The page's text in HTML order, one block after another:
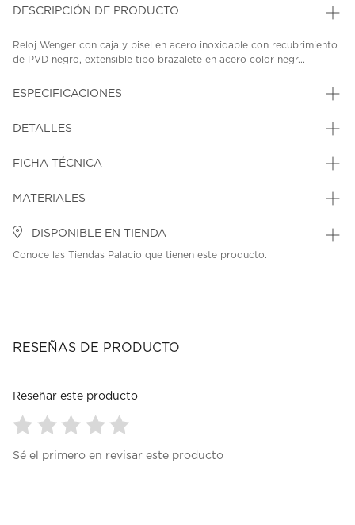
DESCRIPCIÓN DE PRODUCTO
Reloj Wenger con caja y bisel en acero inoxidable con recubrimiento
de PVD negro, extensible tipo brazalete en acero color negr...
ESPECIFICACIONES
DETALLES
FICHA TÉCNICA
MATERIALES
DISPONIBLE EN TIENDA
Conoce las Tiendas Palacio que tienen este producto.
RESEÑAS DE PRODUCTO
Reseñar este producto
paraparaparaparapara
Sé el primero en revisar este producto